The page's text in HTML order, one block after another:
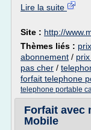
Lire la suite
Site : http://
Thèmes liés :
abonnement /
pas cher /
forfait telephone
telephone portable
Forfait avec
Mobile